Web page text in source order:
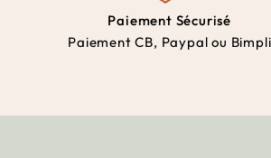
Paiement Sécurisé
Paiement CB, Paypal ou Bimpli